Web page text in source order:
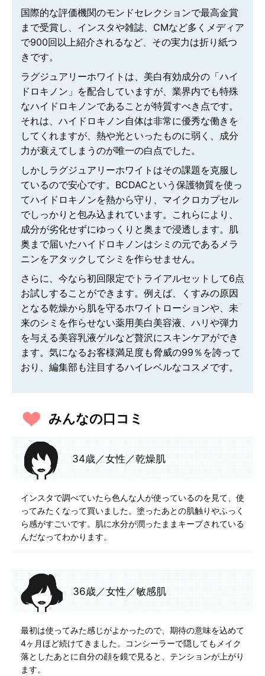
国際的な評価機関のモンドセレクションで最高金賞
まで受賞し、インスタや雑誌、CMなど多くメディア
で900回以上紹介されるなど、その実力は折り紙つ
きです。
ラグジュアリーホワイトは、美白有効成分の「ハイ
ドロキノン」を配合していますが、業界内でも特殊
なハイドロキノンであることが特質すべき点です。
それは、ハイドロキノン自体は非常に優秀な働きを
してくれますが、熱や光といったものに弱く、成分
力が衰えてしまうのが唯一の白点でした。
しかしラグジュアリーホワイトはその課題を克服し
ているので安心です。BCDACという保護物質を使っ
てハイドロキノンを熱から守り、マイクロカプセル
でしっかりと包み込まれています。これらにより、
成分が劣化せずにゆっくりと奥まで浸透します。肌
奥まで届いたハイドロキノンはシミの元であるメラ
ニンをアタックしてシミを作らせません。
さらに、今なら初回限定でトライアルセットして6点
お試しすることができます。例えば、くすみの原因
となる乾燥から肌を守るホワイトローションや、未
来のシミを作らせない薬用美白美容液、ハリや弾力
を与える美容乳液ゲルなど贅沢にスキンケアができ
ます。気になるお客様満足度も脅威の99％を誇って
おり、編集部も注目するハイレベルなコスメです。
みんなの口コミ
34歳／女性／乾燥肌
インスタで調べていたら色んな人が使っているのを見て、使
ってみたくなって買いました。塗ったあとの肌触りやふっく
ら感がすごいです。肌に水分が潤ったままキープされている
んだなってわかります。
36歳／女性／敏感肌
最初は使ってみた感じがよかったので、期待の意味を込めて
4ヶ月ほど続けてきました。コンシーラーで隠してもメイク
落としたあとに自分の顔を鏡で見ると、テンションが上がり
ます。